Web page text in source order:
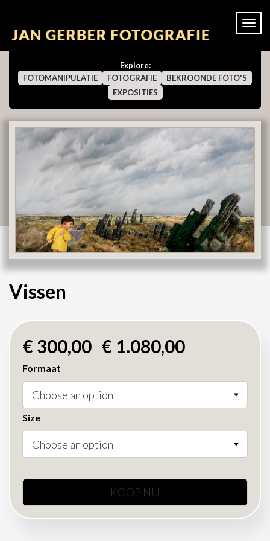
Explore:
FOTOMANIPULATIE
FOTOGRAFIE
BEKROONDE FOTO'S
EXPOSITIES
Vissen
€ 300,00– € 1.080,00
Formaat
Size
KOOP NU